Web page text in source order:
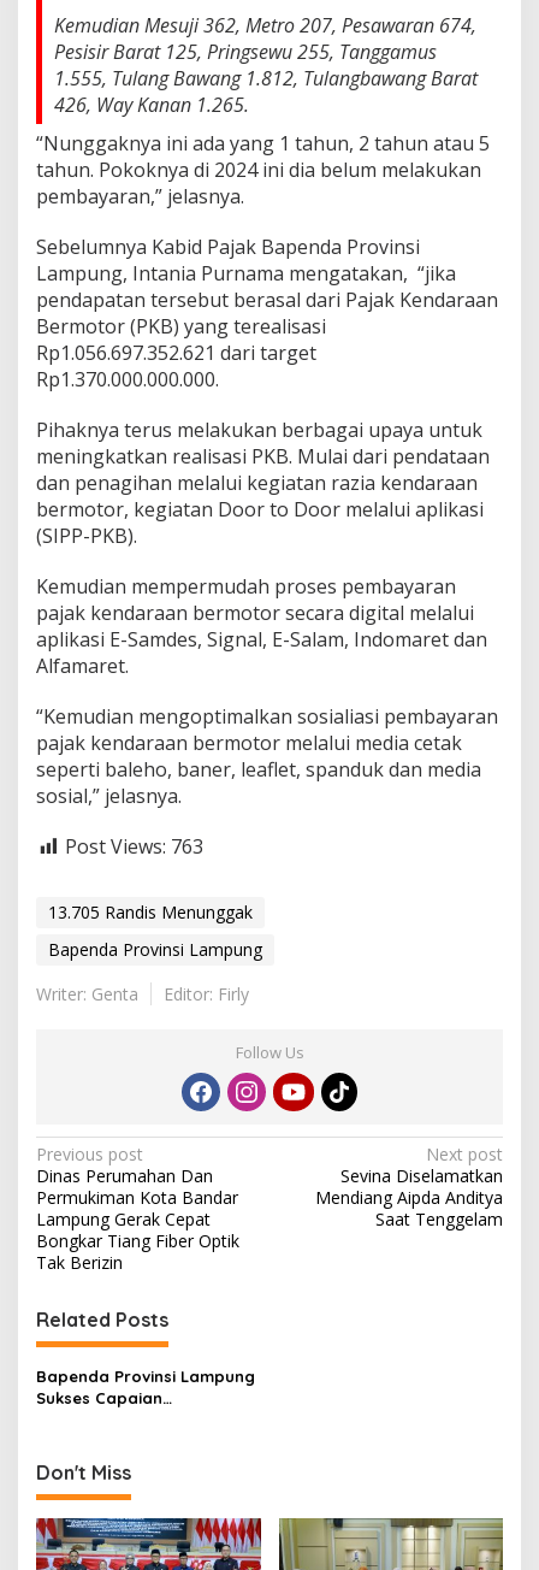
e
m
d
a
y
a
n
g
M
n
u
n
g
g
a
k
a
n
d
i
s
Kemudian Mesuji 362, Metro 207, Pesawaran 674,
Pesisir Barat 125, Pringsewu 255, Tanggamus
1.555, Tulang Bawang 1.812, Tulangbawang Barat
426, Way Kanan 1.265.
“Nunggaknya ini ada yang 1 tahun, 2 tahun atau 5
tahun. Pokoknya di 2024 ini dia belum melakukan
pembayaran,” jelasnya.
Sebelumnya Kabid Pajak Bapenda Provinsi
Lampung, Intania Purnama mengatakan, “jika
pendapatan tersebut berasal dari Pajak Kendaraan
Bermotor (PKB) yang terealisasi
Rp1.056.697.352.621 dari target
Rp1.370.000.000.000.
Pihaknya terus melakukan berbagai upaya untuk
meningkatkan realisasi PKB. Mulai dari pendataan
dan penagihan melalui kegiatan razia kendaraan
bermotor, kegiatan Door to Door melalui aplikasi
(SIPP-PKB).
Kemudian mempermudah proses pembayaran
pajak kendaraan bermotor secara digital melalui
aplikasi E-Samdes, Signal, E-Salam, Indomaret dan
Alfamaret.
“Kemudian mengoptimalkan sosialiasi pembayaran
pajak kendaraan bermotor melalui media cetak
seperti baleho, baner, leaflet, spanduk dan media
sosial,” jelasnya.
Post Views: 763
13.705 Randis Menunggak
Bapenda Provinsi Lampung
Writer: Genta
Editor: Firly
Follow Us
P
o
s
t
a
v
i
a
t
i
Previous post
Dinas Perumahan Dan
Permukiman Kota Bandar
Lampung Gerak Cepat
Bongkar Tiang Fiber Optik
Tak Berizin
Next post
Sevina Diselamatkan
Mendiang Aipda Anditya
Saat Tenggelam
Related Posts
Bapenda Provinsi Lampung
Sukses Capaian
Pajak 2024
Don't Miss